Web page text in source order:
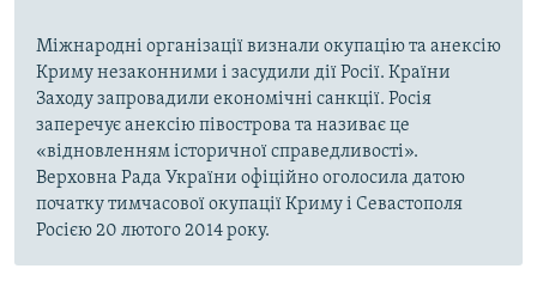
Міжнародні організації визнали окупацію та анексію
Криму незаконними і засудили дії Росії. Країни
Заходу запровадили економічні санкції. Росія
заперечує анексію півострова та називає це
«відновленням історичної справедливості».
Верховна Рада України офіційно оголосила датою
початку тимчасової окупації Криму і Севастополя
Росією 20 лютого 2014 року.